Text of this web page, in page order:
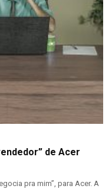
de Acer
pra mim”, para Acer. A